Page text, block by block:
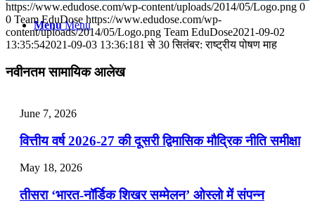
Menu Menu
July 31, 2026
📝 डेली करेंट अफेयर्स: 28-31 जुलाई 2026
July 28, 2026
📝 डेली करेंट अफेयर्स: 22-24 जुलाई 2026
https://www.edudose.com/wp-content/uploads/2014/05/Logo.png 0
0 Team EduDose https://www.edudose.com/wp-
content/uploads/2014/05/Logo.png Team EduDose2021-09-02
13:35:542021-09-03 13:36:181 से 30 सितंबर: राष्ट्रीय पोषण माह
नवीनतम सामायिक आलेख
June 7, 2026
वित्तीय वर्ष 2026-27 की दूसरी द्विमासिक मौद्रिक नीति समीक्षा
May 18, 2026
तीसरा ‘भारत-नॉर्डिक शिखर सम्मेलन’ ओस्लो में संपन्न